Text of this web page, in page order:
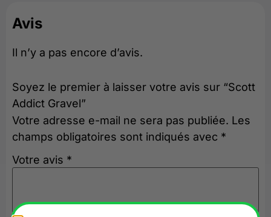
Avis
Il n’y a pas encore d’avis.
Soyez le premier à laisser votre avis sur “Scott
Addict Gravel”
Votre adresse e-mail ne sera pas publiée. Les
champs obligatoires sont indiqués avec *
Votre avis *